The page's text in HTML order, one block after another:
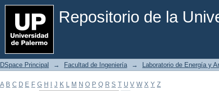
Repositorio de la
Filtrar por: Materia
DSpace Principal → Facultad de Ingeniería → Laboratorio de Energía y
A B C D E F G H J K L M N O P Q R S T U V W X Y Z